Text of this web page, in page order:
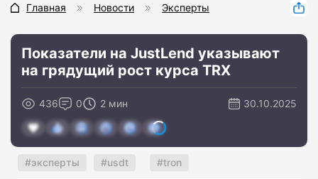
Главная Новости Эксперты
Показатели на JustLend указывают
на грядущий рост курса TRX
436 0 2 мин 30.10.2025
эксперты usdt tron